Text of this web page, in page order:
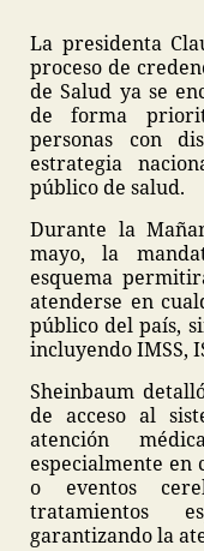
La presidenta
proceso de
de Salud ya se
de forma
personas con
estrategia
público de salud.
Durante la
mayo, la
esquema
atenderse en
público del país,
incluyendo IMSS,
Sheinbaum
de acceso al
atención
especialmente en
o eventos
tratamientos
garantizando la